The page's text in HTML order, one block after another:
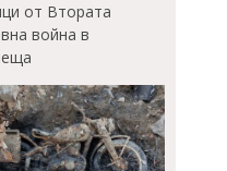
от Втората
война в